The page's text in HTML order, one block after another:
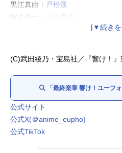
黒江真由： 戸松遥
塚本秀一：
鈴木美玲：七瀬彩夏
月永求：土屋神葉
剣崎梨々花： 杉浦しおり
釜屋すずめ：夏川椎菜
上石弥生：
松田彩音
針谷佳穂：
(C)武田綾乃・宝島社／『響け！
「最終楽章 響け！ユーフ
公式サイト
公式X(＠anime_eupho)
公式TikTok